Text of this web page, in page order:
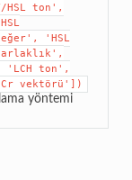
HSL ton',
'HSL
'LCH
ton',
vektörü'])
yöntemi